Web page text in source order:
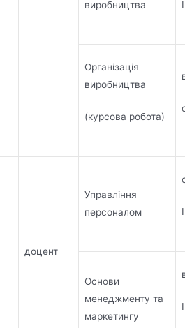
виробництва
Організація
виробництва
(курсова робота)
доцент
Управління
персоналом
Основи
менеджменту та
маркетингу